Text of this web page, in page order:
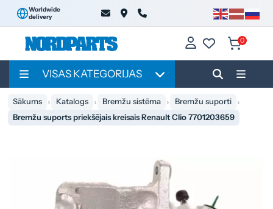
Worldwide
delivery
0
VISAS KATEGORIJAS
Sākums Katalogs Bremžu sistēma
Bremžu suporti
Bremžu suports priekšējais kreisais Renault Clio 7701203659